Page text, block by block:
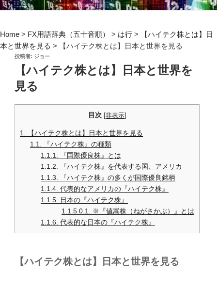
Home > FX用語辞典（五十音順） > は行 >
【ハイテク株とは】日
本と世界を見る > 【ハイテク株とは】日本と世界を見る
投
投稿者: ジョー
【ハイテク株とは】日本と世界を
見る
目次 [非表示]
1.
【ハイテク株とは】日本と世界を見る
1.1.
『ハイテク株』の種類
1.1.1.
『国際優良株』とは
1.1.2.
『ハイテク株』を代表する国、アメリカ
1.1.3.
『ハイテク株』の多くが国際優良銘柄
1.1.4. 代表的なアメリカの『ハイテク株』
1.1.5.
日本の『ハイテク株』
1.1.5.0.1.
※『値嵩株（ねがさかぶ）』とは
1.1.6. 代表的な日本の『ハイテク株』
【ハイテク株とは】日本と世界を見る